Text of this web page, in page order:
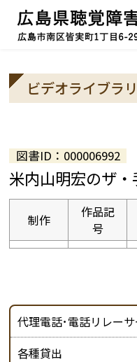
ビデオライブラ
図書ID：000006992
米内山明宏のザ・
制作
作品記
号
代理電話･電話リレー
各種貸出